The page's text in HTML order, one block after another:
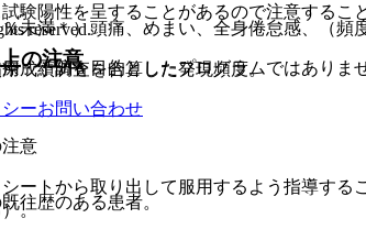
験陽性を呈することがあるので注意すること
の注意
意
ートから取り出して服用するよう指導す
。
満＊）頭痛、めまい、全身倦怠感、（頻
成績調査を合算した発現頻度。
往歴のある患者。
reserved.
・予防を目的としたプログラムではありませ
ーお問い合わせ